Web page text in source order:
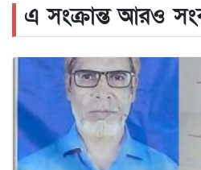
এ সংক্রান্ত আরও